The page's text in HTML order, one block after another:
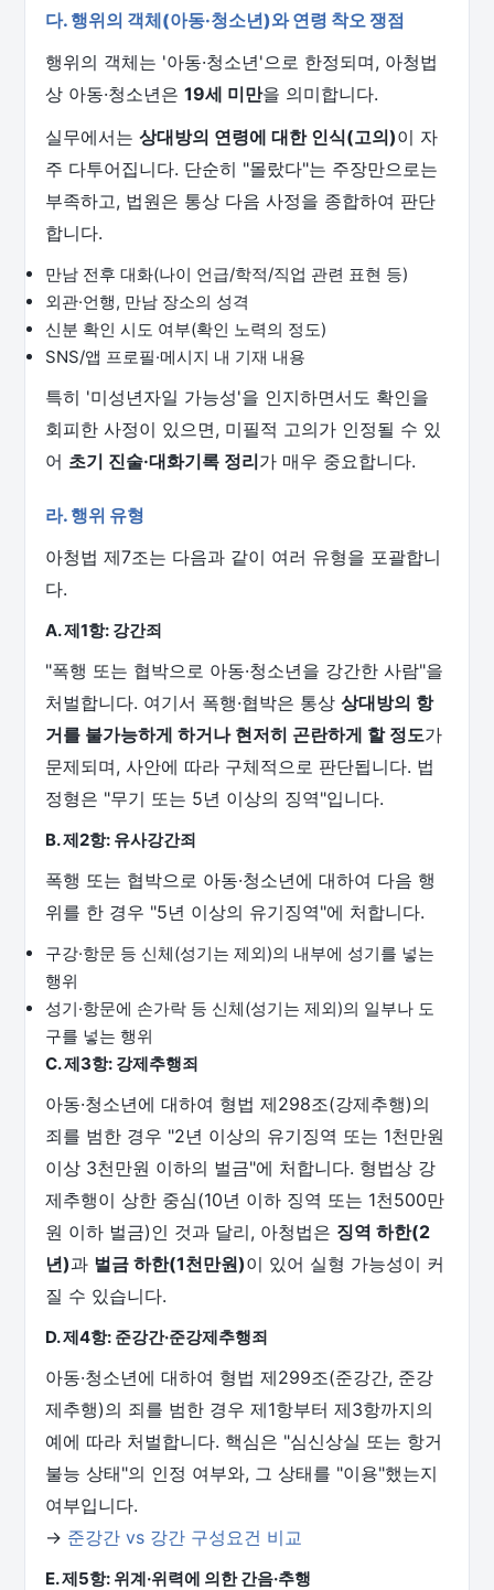
다. 행위의 객체(아동·청소년)와 연령 착오 쟁점
행위의 객체는 '아동·청소년'으로 한정되며, 아청법
상 아동·청소년은 19세 미만을 의미합니다.
실무에서는 상대방의 연령에 대한 인식(고의)이 자
주 다투어집니다. 단순히 "몰랐다"는 주장만으로는
부족하고, 법원은 통상 다음 사정을 종합하여 판단
합니다.
만남 전후 대화(나이 언급/학적/직업 관련 표현 등)
외관·언행, 만남 장소의 성격
신분 확인 시도 여부(확인 노력의 정도)
SNS/앱 프로필·메시지 내 기재 내용
특히 '미성년자일 가능성'을 인지하면서도 확인을
회피한 사정이 있으면, 미필적 고의가 인정될 수 있
어 초기 진술·대화기록 정리가 매우 중요합니다.
라. 행위 유형
아청법 제7조는 다음과 같이 여러 유형을 포괄합니
다.
A. 제1항: 강간죄
"폭행 또는 협박으로 아동·청소년을 강간한 사람"을
처벌합니다. 여기서 폭행·협박은 통상 상대방의 항
거를 불가능하게 하거나 현저히 곤란하게 할 정도가
문제되며, 사안에 따라 구체적으로 판단됩니다. 법
정형은 "무기 또는 5년 이상의 징역"입니다.
B. 제2항: 유사강간죄
폭행 또는 협박으로 아동·청소년에 대하여 다음 행
위를 한 경우 "5년 이상의 유기징역"에 처합니다.
구강·항문 등 신체(성기는 제외)의 내부에 성기를 넣는
행위
성기·항문에 손가락 등 신체(성기는 제외)의 일부나 도
구를 넣는 행위
C. 제3항: 강제추행죄
아동·청소년에 대하여 형법 제298조(강제추행)의
죄를 범한 경우 "2년 이상의 유기징역 또는 1천만원
이상 3천만원 이하의 벌금"에 처합니다. 형법상 강
제추행이 상한 중심(10년 이하 징역 또는 1천500만
원 이하 벌금)인 것과 달리, 아청법은 징역 하한(2
년)과 벌금 하한(1천만원)이 있어 실형 가능성이 커
질 수 있습니다.
D. 제4항: 준강간·준강제추행죄
아동·청소년에 대하여 형법 제299조(준강간, 준강
제추행)의 죄를 범한 경우 제1항부터 제3항까지의
예에 따라 처벌합니다. 핵심은 "심신상실 또는 항거
불능 상태"의 인정 여부와, 그 상태를 "이용"했는지
여부입니다.
→ 준강간 vs 강간 구성요건 비교
E. 제5항: 위계·위력에 의한 간음·추행